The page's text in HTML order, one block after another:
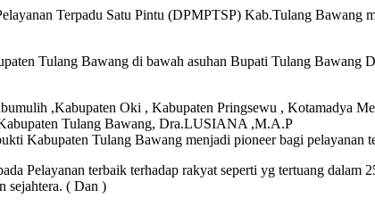
Terpadu Satu Pintu (DPMPTSP) Kab.Tulang
Tulang Bawang di bawah asuhan Bupati Tulang
,Kabupaten Oki , Kabupaten Pringsewu , Kotamadya
Tulang Bawang, Dra.LUSIANA ,M.A.P
Kabupaten Tulang Bawang menjadi pioneer bagi pelayanan
Pelayanan terbaik terhadap rakyat seperti yg tertuang
sejahtera. ( Dan )